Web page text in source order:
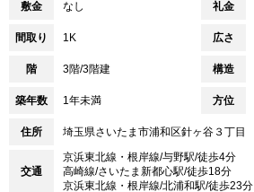
敷金 なし 礼金
間取り 1K 広さ
階 3階/3階建 構造
築年数 1年未満 方位
住所 埼玉県さいたま市浦和区針ヶ谷３丁目
交通
京浜東北線・根岸線/与野駅/徒歩4分
高崎線/さいたま新都心駅/徒歩18分
京浜東北線・根岸線/北浦和駅/徒歩23分